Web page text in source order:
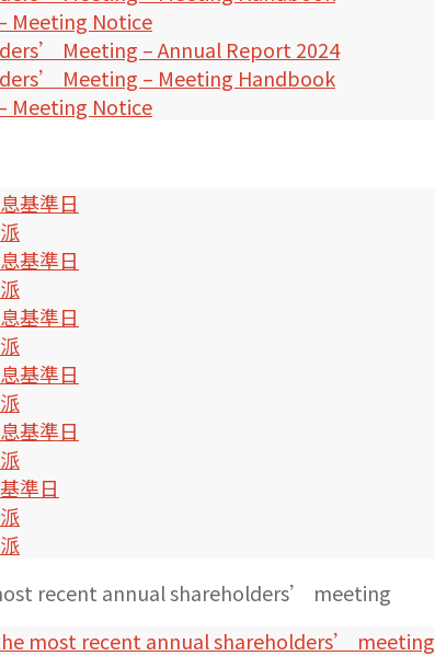
Meeting Notice
Meeting – Annual Report 2024
Meeting – Meeting Handbook
Meeting Notice
基準日
基準日
基準日
基準日
基準日
準日
recent annual shareholders’ meeting
most recent annual shareholders’ meeting